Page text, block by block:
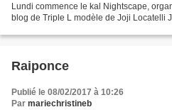
Lundi commence le kal Nightscape,
blog de Triple L modèle de Joji Locatelli
Raiponce
Publié le 08/02/2017 à 10:26
Par mariechristineb